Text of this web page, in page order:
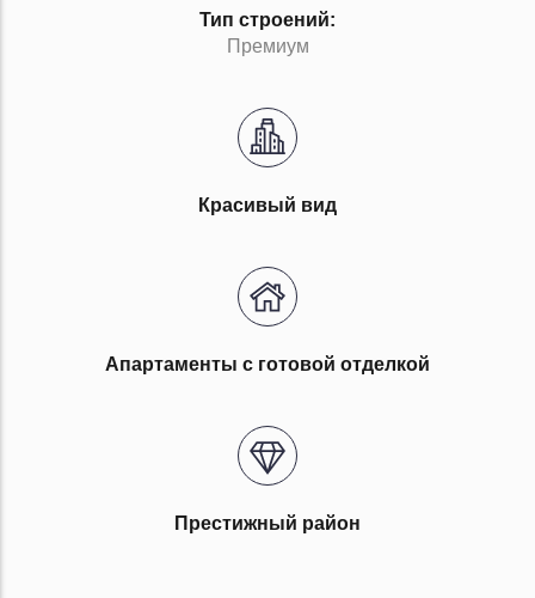
Тип строений:
Премиум
Красивый вид
Апартаменты с готовой отделкой
Престижный район